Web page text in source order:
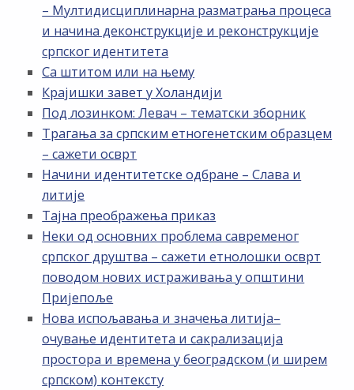
– Мултидисциплинарна разматрања процеса
и начина деконструкције и реконструкције
српског идентитета
Са штитом или на њему
Крајишки завет у Холандији
Под лозинком: Левач – тематски зборник
Трагања за српским етногенетским образцем
– сажети осврт
Начини идентитетске одбране – Слава и
литије
Тајна преображења приказ
Неки од основних проблема савременог
српског друштва – сажети етнолошки осврт
поводом нових истраживања у општини
Пријепоље
Нова испољавања и значења литија–
очување идентитета и сакрализација
простора и времена у београдском (и ширем
српском) контексту